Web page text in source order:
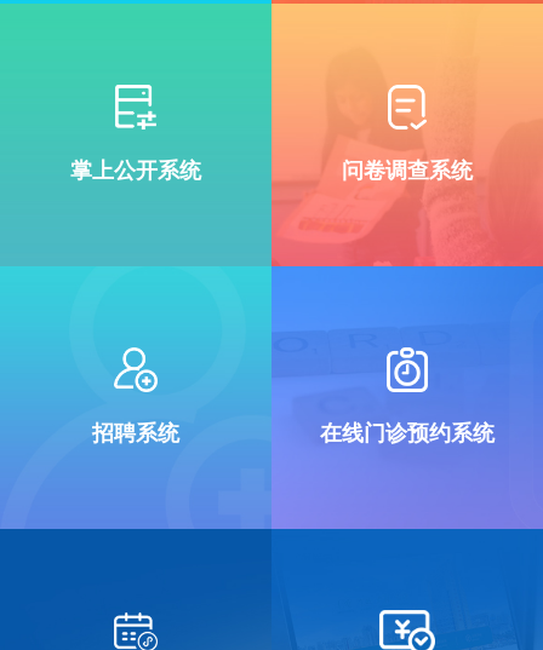
掌上公开系统 问卷调查系统
招聘系统 在线门诊预约系统